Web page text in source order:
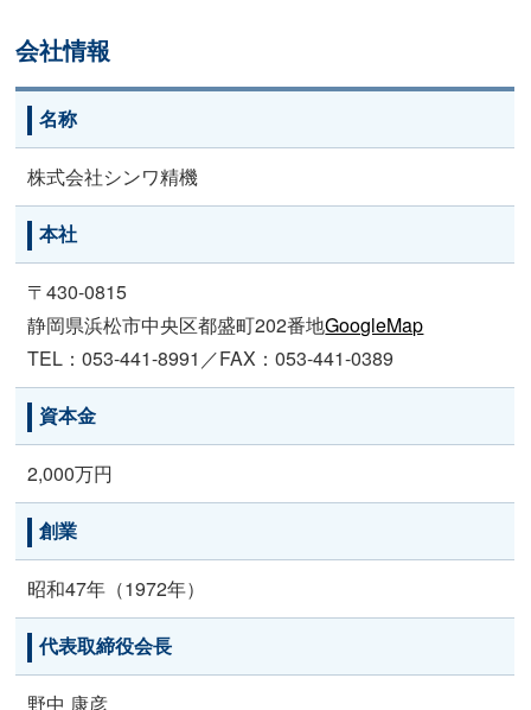
会社情報
名称
株式会社シンワ精機
本社
〒430-0815
静岡県浜松市中央区都盛町202番地GoogleMap
TEL：053-441-8991／FAX：053-441-0389
資本金
2,000万円
創業
昭和47年（1972年）
代表取締役会長
野中 康彦